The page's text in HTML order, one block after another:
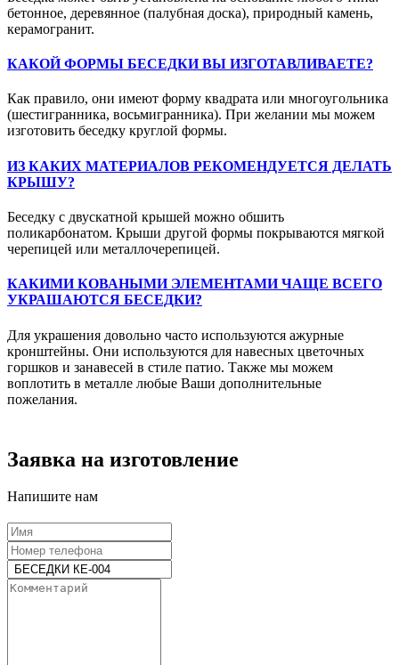
бетонное, деревянное (палубная доска), природный камень,
керамогранит.
КАКОЙ ФОРМЫ БЕСЕДКИ ВЫ ИЗГОТАВЛИВАЕТЕ?
Как правило, они имеют форму квадрата или многоугольника
(шестигранника, восьмигранника). При желании мы можем
изготовить беседку круглой формы.
ИЗ КАКИХ МАТЕРИАЛОВ РЕКОМЕНДУЕТСЯ ДЕЛАТЬ
КРЫШУ?
Беседку с двускатной крышей можно обшить
поликарбонатом. Крыши другой формы покрываются мягкой
черепицей или металлочерепицей.
КАКИМИ КОВАНЫМИ ЭЛЕМЕНТАМИ ЧАЩЕ ВСЕГО
УКРАШАЮТСЯ БЕСЕДКИ?
Для украшения довольно часто используются ажурные
кронштейны. Они используются для навесных цветочных
горшков и занавесей в стиле патио. Также мы можем
воплотить в металле любые Ваши дополнительные
пожелания.
Заявка на изготовление
Напишите нам